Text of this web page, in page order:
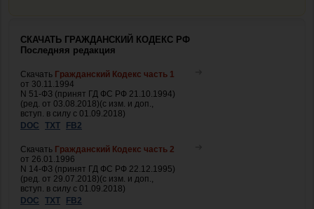
СКАЧАТЬ ГРАЖДАНСКИЙ КОДЕКС РФ
Последняя редакция
Скачать Гражданский Кодекс часть 1
от 30.11.1994
N 51-ФЗ (принят ГД ФС РФ 21.10.1994)
(ред. от 03.08.2018)(с изм. и доп.,
вступ. в силу с 01.09.2018)
DOC
TXT FB2
Скачать Гражданский Кодекс часть 2
от 26.01.1996
N 14-ФЗ (принят ГД ФС РФ 22.12.1995)
(ред. от 29.07.2018)(с изм. и доп.,
вступ. в силу с 01.09.2018)
DOC
TXT FB2